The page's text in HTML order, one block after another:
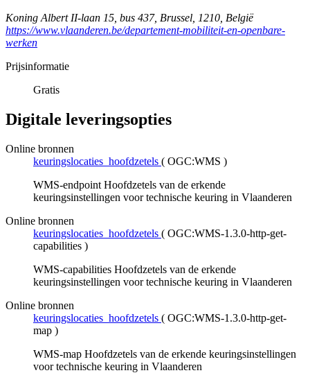
Koning Albert II-laan 15, bus 437, Brussel, 1210, België
https://www.vlaanderen.be/departement-mobiliteit-en-openbare-
werken
Prijsinformatie
Gratis
Digitale leveringsopties
Online bronnen
keuringslocaties_hoofdzetels ( OGC:WMS )
WMS-endpoint Hoofdzetels van de erkende
keuringsinstellingen voor technische keuring in Vlaanderen
Online bronnen
keuringslocaties_hoofdzetels ( OGC:WMS-1.3.0-http-get-
capabilities )
WMS-capabilities Hoofdzetels van de erkende
keuringsinstellingen voor technische keuring in Vlaanderen
Online bronnen
keuringslocaties_hoofdzetels ( OGC:WMS-1.3.0-http-get-
map )
WMS-map Hoofdzetels van de erkende keuringsinstellingen
voor technische keuring in Vlaanderen